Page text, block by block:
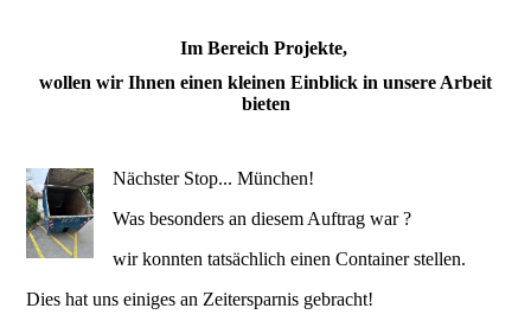
Im Bereich Projekte,
wollen wir Ihnen einen kleinen Einblick in unsere Arbeit
bieten
Nächster Stop... München!
Was besonders an diesem Auftrag war ?
wir konnten tatsächlich einen Container stellen.
Dies hat uns einiges an Zeitersparnis gebracht!